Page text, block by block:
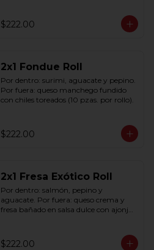
$222.00
2x1 Fondue Roll
Por dentro: surimi, aguacate y pepino.
Por fuera: queso manchego fundido
con chiles toreados (10 pzas. por rollo).
$222.00
2x1 Fresa Exótico Roll
Por dentro: salmón, pepino y
aguacate. Por fuera: queso crema y
fresa bañado en salsa dulce con ajonjolí
$222.00